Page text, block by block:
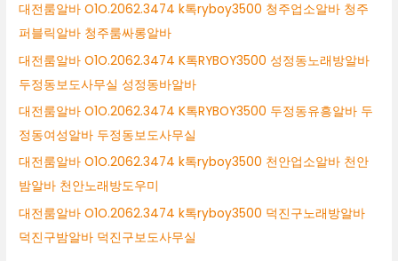
대전룸알바 O1O.2062.3474 k톡ryboy3500 청주업소알바 청주
퍼블릭알바 청주룸싸롱알바
대전룸알바 O1O.2062.3474 K톡RYBOY3500 성정동노래방알바
두정동보도사무실 성정동바알바
대전룸알바 O1O.2062.3474 K톡RYBOY3500 두정동유흥알바 두
정동여성알바 두정동보도사무실
대전룸알바 O1O.2062.3474 k톡ryboy3500 천안업소알바 천안
밤알바 천안노래방도우미
대전룸알바 O1O.2062.3474 k톡ryboy3500 덕진구노래방알바
덕진구밤알바 덕진구보도사무실